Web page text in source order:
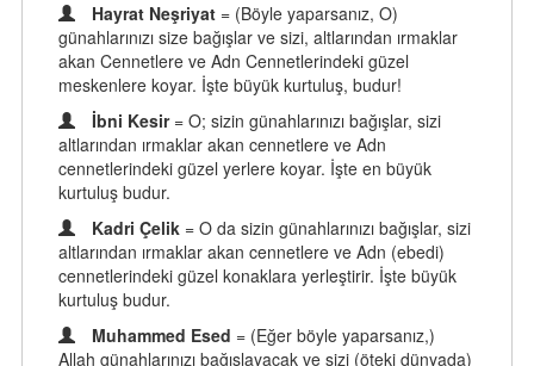
Hayrat Neşriyat = (Böyle yaparsanız, O)
günahlarınızı size bağışlar ve sizi, altlarından ırmaklar
akan Cennetlere ve Adn Cennetlerindeki güzel
meskenlere koyar. İşte büyük kurtuluş, budur!
İbni Kesir = O; sizin günahlarınızı bağışlar, sizi
altlarından ırmaklar akan cennetlere ve Adn
cennetlerindeki güzel yerlere koyar. İşte en büyük
kurtuluş budur.
Kadri Çelik = O da sizin günahlarınızı bağışlar, sizi
altlarından ırmaklar akan cennetlere ve Adn (ebedi)
cennetlerindeki güzel konaklara yerleştirir. İşte büyük
kurtuluş budur.
Muhammed Esed = (Eğer böyle yaparsanız,)
Allah günahlarınızı bağışlayacak ve sizi (öteki dünyada)